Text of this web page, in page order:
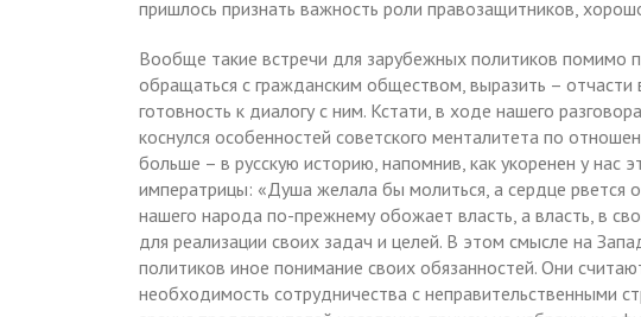
пришлось признать важность роли правозащитников,
Вообще такие встречи для зарубежных политиков помимо
обращаться с гражданским обществом, выразить –
готовность к диалогу с ним. Кстати, в ходе нашего
коснулся особенностей советского менталитета по
больше – в русскую историю, напомнив, как укоренен у нас
императрицы: «Душа желала бы молиться, а сердце рвется
нашего народа по-прежнему обожает власть, а власть, в
для реализации своих задач и целей. В этом смысле на
политиков иное понимание своих обязанностей. Они
необходимость сотрудничества с неправительственными